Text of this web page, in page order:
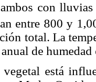
con
entre 800 y
total. La
de
está